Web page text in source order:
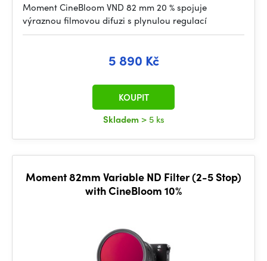
Moment CineBloom VND 82 mm 20 % spojuje
výraznou filmovou difuzi s plynulou regulací
5 890 Kč
Skladem > 5 ks
KOUPIT
Moment 82mm Variable ND Filter (2-5 Stop)
with CineBloom 10%